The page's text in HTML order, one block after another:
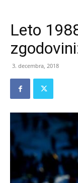
Leto
3. decembra, 2018